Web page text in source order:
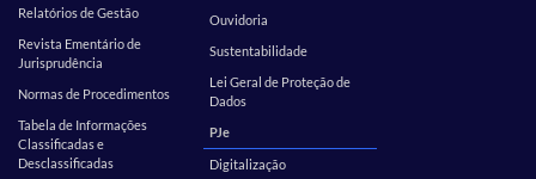
Relatórios de Gestão
Revista Ementário de
Jurisprudência
Normas de Procedimentos
Tabela de Informações
Classificadas e
Desclassificadas
Ouvidoria
Sustentabilidade
Lei Geral de Proteção de
Dados
PJe
Digitalização